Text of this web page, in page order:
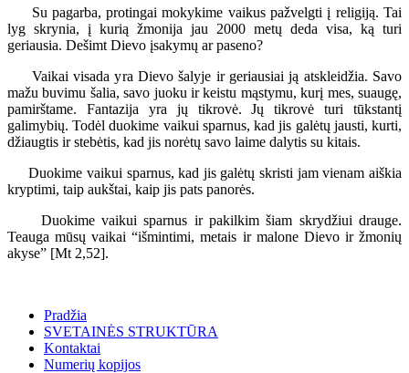
Su pagarba, protingai mokykime vaikus pažvelgti į religiją. Tai
lyg skrynia, į kurią žmonija jau 2000 metų deda visa, ką turi
geriausia. Dešimt Dievo įsakymų ar paseno?
Vaikai visada yra Dievo šalyje ir geriausiai ją atskleidžia. Savo
mažu buvimu šalia, savo juoku ir keistu mąstymu, kurį mes, suaugę,
pamirštame. Fantazija yra jų tikrovė. Jų tikrovė turi tūkstantį
galimybių. Todėl duokime vaikui sparnus, kad jis galėtų jausti, kurti,
džiaugtis ir stebėtis, kad jis norėtų savo laime dalytis su kitais.
Duokime vaikui sparnus, kad jis galėtų skristi jam vienam aiškia
kryptimi, taip aukštai, kaip jis pats panorės.
Duokime vaikui sparnus ir pakilkim šiam skrydžiui drauge.
Teauga mūsų vaikai “išmintimi, metais ir malone Dievo ir žmonių
akyse” [Mt 2,52].
Pradžia
SVETAINĖS STRUKTŪRA
Kontaktai
Numerių kopijos